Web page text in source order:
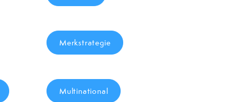
Merkstrategie
Multinational